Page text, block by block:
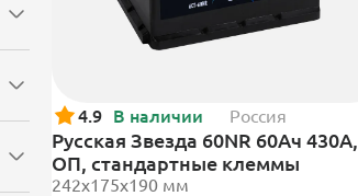
4.9 В наличии Россия
Русская Звезда 60NR 60Ач 430А,
ОП, стандартные клеммы
242x175x190 мм